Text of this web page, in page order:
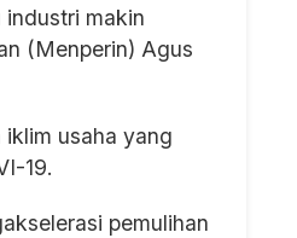
industri makin
(Menperin) Agus
usaha yang
19.
pemulihan